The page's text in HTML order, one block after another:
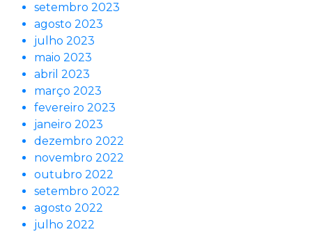
setembro 2023
agosto 2023
julho 2023
maio 2023
abril 2023
março 2023
fevereiro 2023
janeiro 2023
dezembro 2022
novembro 2022
outubro 2022
setembro 2022
agosto 2022
julho 2022